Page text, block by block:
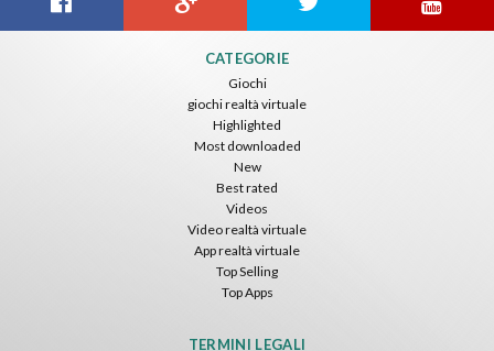
CATEGORIE
Giochi
giochi realtà virtuale
Highlighted
Most downloaded
New
Best rated
Videos
Video realtà virtuale
App realtà virtuale
Top Selling
Top Apps
TERMINI LEGALI